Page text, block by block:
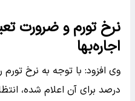
نرخ تورم و ضرورت
اجاره‌بها
درصد برای آن اعلام شده،